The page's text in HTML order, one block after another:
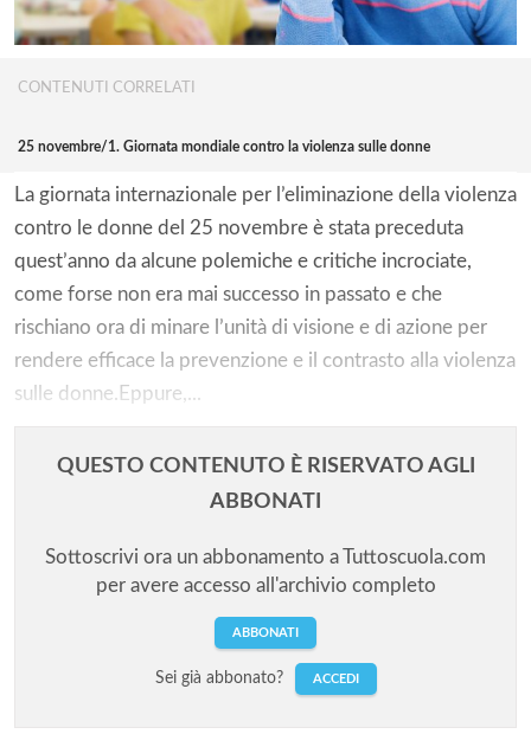
CONTENUTI CORRELATI
25 novembre/1. Giornata mondiale contro la violenza sulle donne
La giornata internazionale per l’eliminazione della violenza
contro le donne del 25 novembre è stata preceduta
quest’anno da alcune polemiche e critiche incrociate,
come forse non era mai successo in passato e che
rischiano ora di minare l’unità di visione e di azione per
rendere efficace la prevenzione e il contrasto alla violenza
sulle donne.Eppure,...
QUESTO CONTENUTO È RISERVATO AGLI
ABBONATI
Sottoscrivi ora un abbonamento a Tuttoscuola.com
per avere accesso all'archivio completo
ABBONATI
Sei già abbonato? ACCEDI